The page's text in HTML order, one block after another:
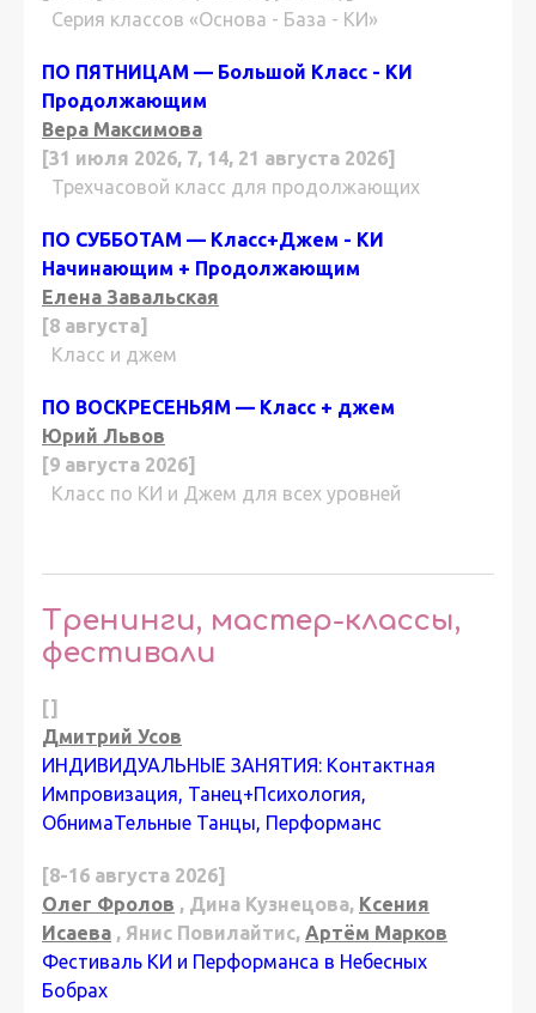
Серия классов «Основа - База - КИ»
ПО ПЯТНИЦАМ — Большой Класс - КИ
Продолжающим
Вера Максимова
[31 июля 2026, 7, 14, 21 августа 2026]
Трехчасовой класс для продолжающих
ПО СУББОТАМ — Класс+Джем - КИ
Начинающим + Продолжающим
Елена Завальская
[8 августа]
Класс и джем
ПО ВОСКРЕСЕНЬЯМ — Класс + джем
Юрий Львов
[9 августа 2026]
Класс по КИ и Джем для всех уровней
Тренинги, мастер-классы,
фестивали
[]
Дмитрий Усов
ИНДИВИДУАЛЬНЫЕ ЗАНЯТИЯ: Контактная
Импровизация, Танец+Психология,
ОбнимаТельные Танцы, Перформанс
[8-16 августа 2026]
Олег Фролов , Дина Кузнецова, Ксения
Исаева , Янис Повилайтис, Артём Марков
Фестиваль КИ и Перформанса в Небесных
Бобрах